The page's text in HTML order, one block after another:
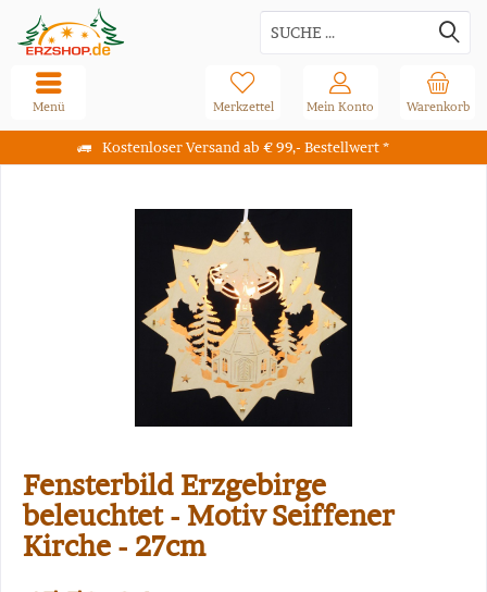
Kostenloser Versand ab € 99,- Bestellwert *
Warenkorb
Merkzettel Mein Konto
Menü
Fensterbild Erzgebirge
beleuchtet - Motiv Seiffener
Kirche - 27cm